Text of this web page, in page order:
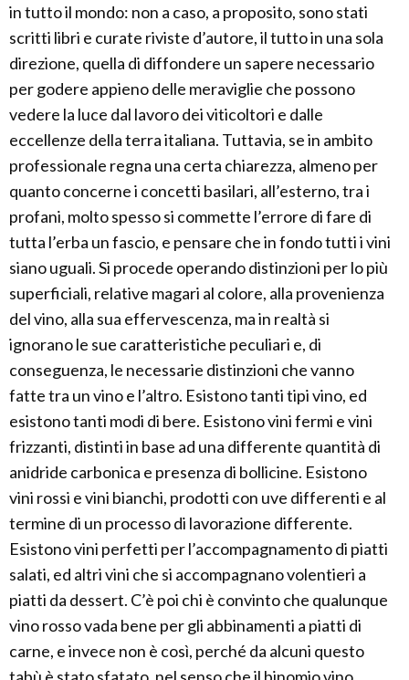
in tutto il mondo: non a caso, a proposito, sono stati
scritti libri e curate riviste d’autore, il tutto in una sola
direzione, quella di diffondere un sapere necessario
per godere appieno delle meraviglie che possono
vedere la luce dal lavoro dei viticoltori e dalle
eccellenze della terra italiana. Tuttavia, se in ambito
professionale regna una certa chiarezza, almeno per
quanto concerne i concetti basilari, all’esterno, tra i
profani, molto spesso si commette l’errore di fare di
tutta l’erba un fascio, e pensare che in fondo tutti i vini
siano uguali. Si procede operando distinzioni per lo più
superficiali, relative magari al colore, alla provenienza
del vino, alla sua effervescenza, ma in realtà si
ignorano le sue caratteristiche peculiari e, di
conseguenza, le necessarie distinzioni che vanno
fatte tra un vino e l’altro. Esistono tanti tipi vino, ed
esistono tanti modi di bere. Esistono vini fermi e vini
frizzanti, distinti in base ad una differente quantità di
anidride carbonica e presenza di bollicine. Esistono
vini rossi e vini bianchi, prodotti con uve differenti e al
termine di un processo di lavorazione differente.
Esistono vini perfetti per l’accompagnamento di piatti
salati, ed altri vini che si accompagnano volentieri a
piatti da dessert. C’è poi chi è convinto che qualunque
vino rosso vada bene per gli abbinamenti a piatti di
carne, e invece non è così, perché da alcuni questo